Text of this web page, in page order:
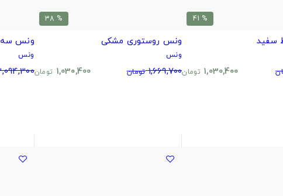
% 41
سفید
1,030,400 تومان
% 38
ونس روستوری مشکی
ونس
1,669,700 تومان 1,030,400 تومان
ونس
ونس